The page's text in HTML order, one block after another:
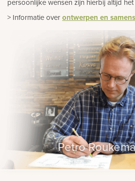
persoonlijke wensen zijn hierbij altijd
> Informatie overontwerpen en
Petro